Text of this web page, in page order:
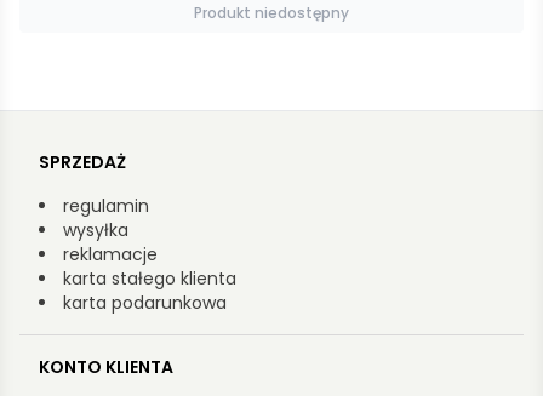
Produkt niedostępny
SPRZEDAŻ
regulamin
wysyłka
reklamacje
karta stałego klienta
karta podarunkowa
KONTO KLIENTA